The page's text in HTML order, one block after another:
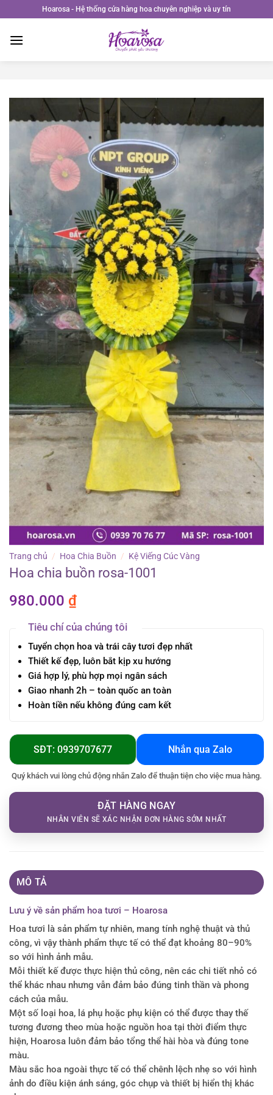
qua
nội
Hoarosa - Hệ thống cửa hàng hoa chuyên nghiệp và uy tín
Trang chủ / Hoa Chia Buồn / Kệ Viếng Cúc Vàng
Hoa chia buồn rosa-1001
980.000 ₫
Tiêu chí của chúng tôi
Tuyển chọn hoa và trái cây tươi đẹp nhất
Thiết kế đẹp, luôn bắt kịp xu hướng
Giá hợp lý, phù hợp mọi ngân sách
Giao nhanh 2h – toàn quốc an toàn
Hoàn tiền nếu không đúng cam kết
SĐT: 0939707677 Nhắn qua Zalo
Quý khách vui lòng chủ động nhắn Zalo để thuận tiện cho việc mua hàng.
ĐẶT HÀNG NGAY
NHÂN VIÊN SẼ XÁC NHẬN ĐƠN HÀNG SỚM NHẤT
MÔ TẢ
Lưu ý về sản phẩm hoa tươi – Hoarosa
Hoa tươi là sản phẩm tự nhiên, mang tính nghệ thuật và thủ
công, vì vậy thành phẩm thực tế có thể đạt khoảng 80–90%
so với hình ảnh mẫu.
Mỗi thiết kế được thực hiện thủ công, nên các chi tiết nhỏ có
thể khác nhau nhưng vẫn đảm bảo đúng tinh thần và phong
cách của mẫu.
Một số loại hoa, lá phụ hoặc phụ kiện có thể được thay thế
tương đương theo mùa hoặc nguồn hoa tại thời điểm thực
hiện, Hoarosa luôn đảm bảo tổng thể hài hòa và đúng tone
màu.
Màu sắc hoa ngoài thực tế có thể chênh lệch nhẹ so với hình
ảnh do điều kiện ánh sáng, góc chụp và thiết bị hiển thị khác